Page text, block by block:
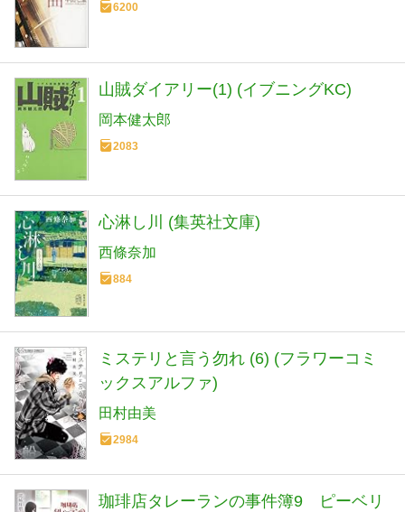
6200
山賊ダイアリー(1) (イブニングKC)
岡本健太郎
2083
心淋し川 (集英社文庫)
西條奈加
884
ミステリと言う勿れ (6) (フラワーコミ
ックスアルファ)
田村由美
2984
珈琲店タレーランの事件簿9 ピーベリ